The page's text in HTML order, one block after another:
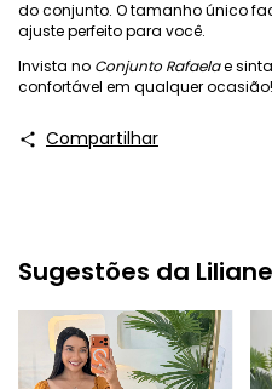
do conjunto. O tamanho único
ajuste perfeito para você.
Invista no Conjunto Rafaelae
confortável em qualquer ocasião!
Compartilhar
Sugestões da